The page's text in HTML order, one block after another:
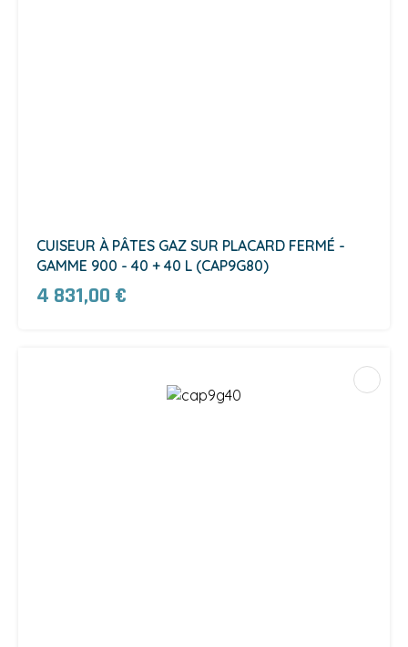
CUISEUR À PÂTES GAZ SUR PLACARD FERMÉ -
GAMME 900 - 40 + 40 L (CAP9G80)
4 831,00 €